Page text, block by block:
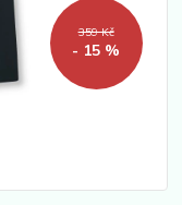
359 Kč
- 15 %